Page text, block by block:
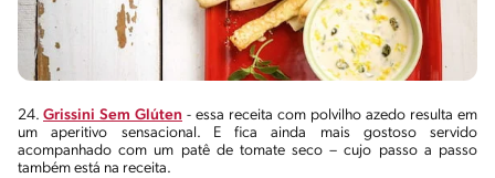
24. Grissini Sem Glúten - essa receita com polvilho azedo resulta em
um aperitivo sensacional. E fica ainda mais gostoso servido
acompanhado com um patê de tomate seco – cujo passo a passo
também está na receita.